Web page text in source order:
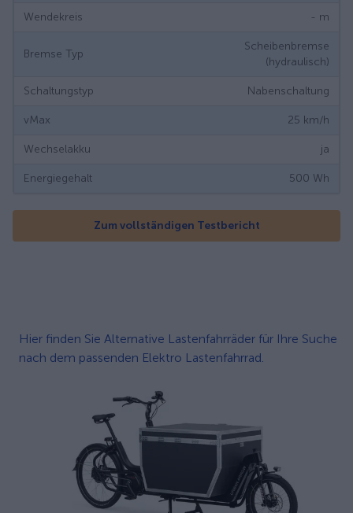
Wendekreis - m
Bremse Typ
Scheibenbremse
(hydraulisch)
Schaltungstyp Nabenschaltung
vMax 25 km/h
Wechselakku ja
Energiegehalt 500 Wh
Zum vollständigen Testbericht
Hier finden Sie Alternative Lastenfahrräder für Ihre Suche
nach dem passenden Elektro Lastenfahrrad.